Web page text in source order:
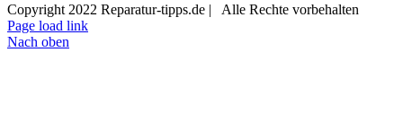
Copyright 2022 Reparatur-tipps.de | Alle Rechte vorbehalten
Page load link
Nach oben